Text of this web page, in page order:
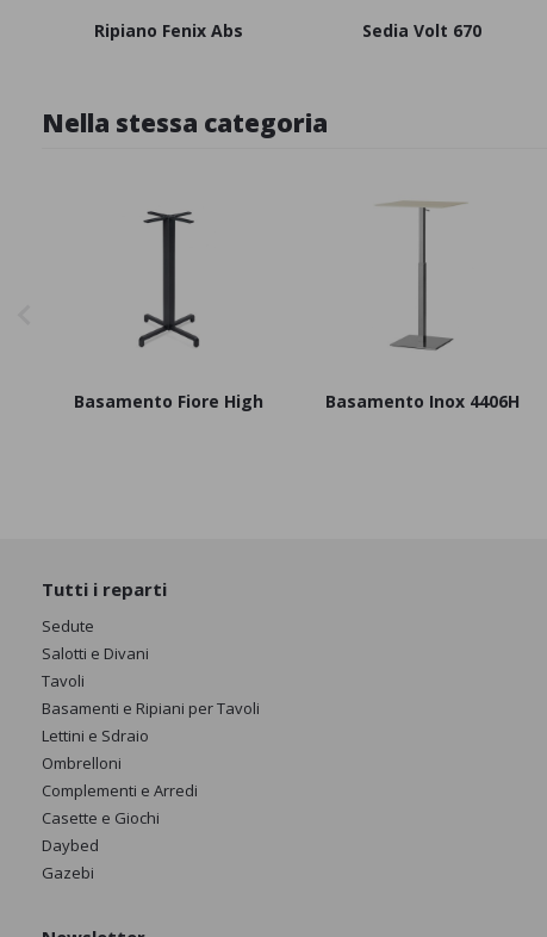
Ripiano Fenix Abs Sedia Volt 670
Nella stessa categoria
Basamento Fiore High Basamento Inox 4406H
Tutti i reparti
Sedute
Salotti e Divani
Tavoli
Basamenti e Ripiani per Tavoli
Lettini e Sdraio
Ombrelloni
Complementi e Arredi
Casette e Giochi
Daybed
Gazebi